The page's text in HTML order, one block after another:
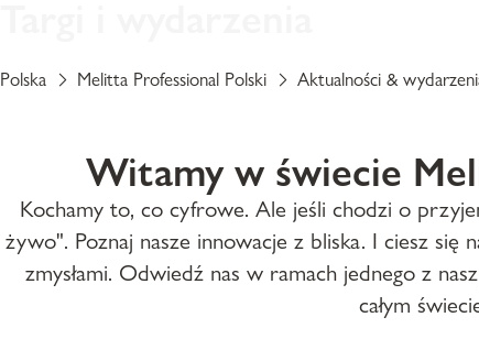
Polska Melitta Professional Polski Aktualności &
Witamy w świecie
Kochamy to, co cyfrowe. Ale jeśli chodzi o
żywo". Poznaj nasze innowacje z bliska. I ciesz się
zmysłami. Odwiedź nas w ramach jednego z
całym